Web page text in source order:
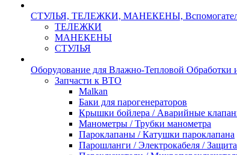
СТУЛЬЯ, ТЕЛЕЖКИ, МАНЕКЕНЫ,
ТЕЛЕЖКИ
МАНЕКЕНЫ
СТУЛЬЯ
Оборудование для Влажно-Тепловой
Запчасти к ВТО
Malkan
Баки для парогенераторов
Крышки бойлера / Аварийные
Манометры / Трубки манометра
Пароклапаны / Катушки пароклапана
Парошланги / Электрокабеля /